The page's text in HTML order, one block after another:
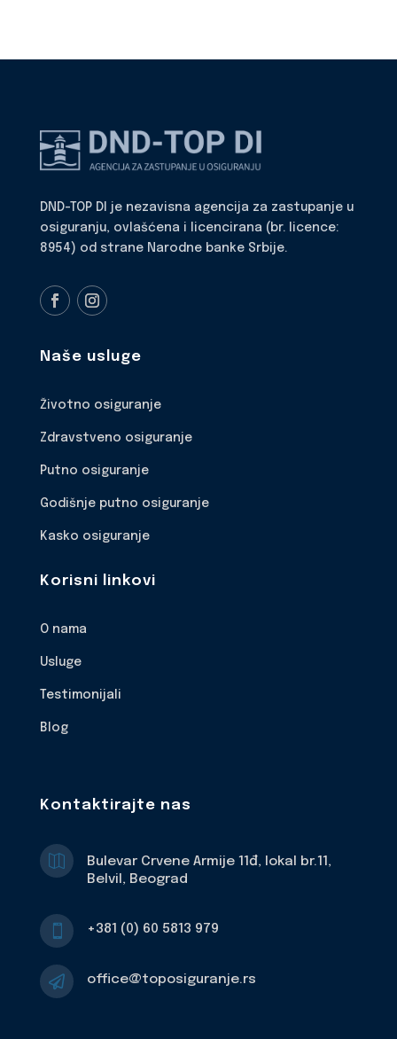
DND-TOP DI je nezavisna agencija za zastupanje u
osiguranju, ovlašćena i licencirana (br. licence:
8954) od strane Narodne banke Srbije.
Naše usluge
Životno osiguranje
Zdravstveno osiguranje
Putno osiguranje
Godišnje putno osiguranje
Kasko osiguranje
Korisni linkovi
O nama
Usluge
Testimonijali
Blog
Kontaktirajte nas

Bulevar Crvene Armije 11đ, lokal br.11,
Belvil, Beograd
 +381 (0) 60 5813 979
 office@toposiguranje.rs